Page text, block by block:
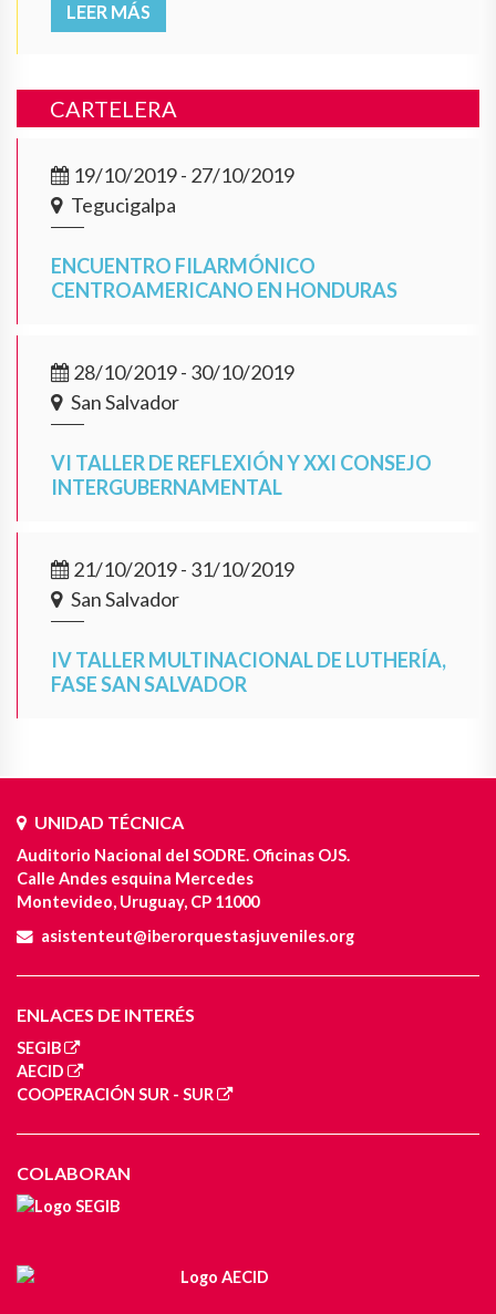
LEER MÁS
CARTELERA
19/10/2019 - 27/10/2019
Tegucigalpa
ENCUENTRO FILARMÓNICO
CENTROAMERICANO EN HONDURAS
28/10/2019 - 30/10/2019
San Salvador
VI TALLER DE REFLEXIÓN Y XXI CONSEJO
INTERGUBERNAMENTAL
21/10/2019 - 31/10/2019
San Salvador
IV TALLER MULTINACIONAL DE LUTHERÍA,
FASE SAN SALVADOR
UNIDAD TÉCNICA
Auditorio Nacional del SODRE. Oficinas OJS.
Calle Andes esquina Mercedes
Montevideo, Uruguay, CP 11000
asistenteut@iberorquestasjuveniles.org
ENLACES DE INTERÉS
SEGIB
AECID
COOPERACIÓN SUR - SUR
COLABORAN